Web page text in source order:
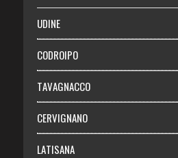
SALUTE
Necrologie
Chi siamo
Abbonati
Login
UDINE
CODROIPO
TAVAGNACCO
CERVIGNANO
LATISANA